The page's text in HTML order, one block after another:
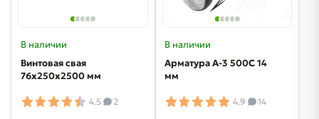
В наличии
Винтовая свая
76х250х2500 мм
4.5 2
В наличии
Арматура A-3 500C 14
мм
4.9 14